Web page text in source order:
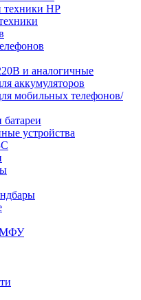
техники HP
и аналогичные
аккумуляторов
мобильных телефонов/
батареи
устройства
МФУ